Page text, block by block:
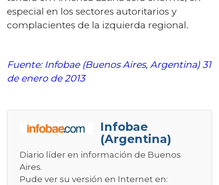
especial en los sectores autoritarios y
complacientes de la izquierda regional.
Fuente: Infobae (Buenos Aires, Argentina) 31
de enero de 2013
Infobae
(Argentina)
Diario líder en información de Buenos
Aires.
Pude ver su versión en Internet en: